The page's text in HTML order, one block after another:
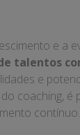
e a
talentos
e
coaching,
contínuo.